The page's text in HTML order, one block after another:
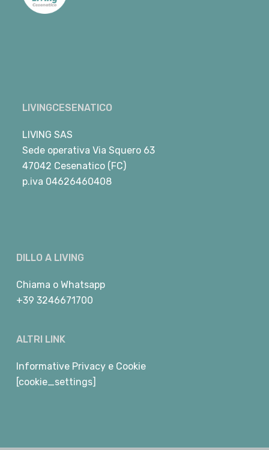
LIVINGCESENATICO
LIVING SAS
Sede operativa Via Squero 63
47042 Cesenatico (FC)
p.iva 04626460408
DILLO A LIVING
Chiama o Whatsapp
+39 3246671700
ALTRI LINK
Informative Privacy e Cookie
[cookie_settings]